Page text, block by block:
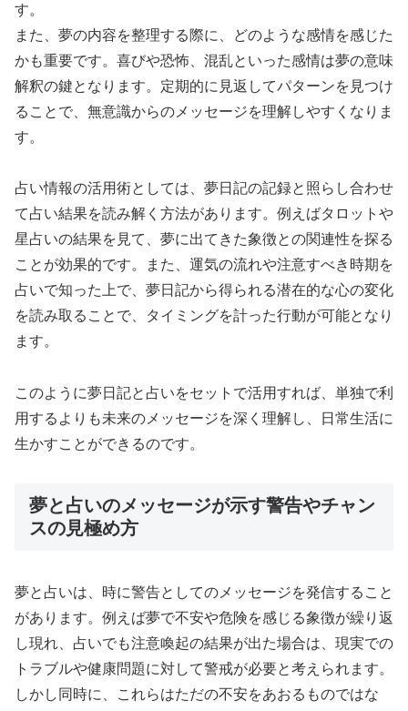
す。
また、夢の内容を整理する際に、どのような感情を感じた
かも重要です。喜びや恐怖、混乱といった感情は夢の意味
解釈の鍵となります。定期的に見返してパターンを見つけ
ることで、無意識からのメッセージを理解しやすくなりま
す。
占い情報の活用術としては、夢日記の記録と照らし合わせ
て占い結果を読み解く方法があります。例えばタロットや
星占いの結果を見て、夢に出てきた象徴との関連性を探る
ことが効果的です。また、運気の流れや注意すべき時期を
占いで知った上で、夢日記から得られる潜在的な心の変化
を読み取ることで、タイミングを計った行動が可能となり
ます。
このように夢日記と占いをセットで活用すれば、単独で利
用するよりも未来のメッセージを深く理解し、日常生活に
生かすことができるのです。
夢と占いのメッセージが示す警告やチャン
スの見極め方
夢と占いは、時に警告としてのメッセージを発信すること
があります。例えば夢で不安や危険を感じる象徴が繰り返
し現れ、占いでも注意喚起の結果が出た場合は、現実での
トラブルや健康問題に対して警戒が必要と考えられます。
しかし同時に、これらはただの不安をあおるものではな